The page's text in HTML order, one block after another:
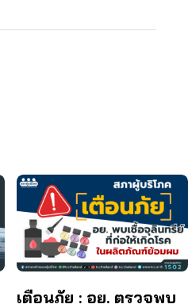
เตือนภัย : อย. ตรวจพบ